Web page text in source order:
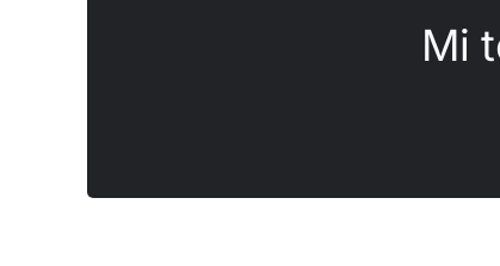
Mi
Minden tározó elemben egy
Önkormányzat szerverén gyűlnek, s